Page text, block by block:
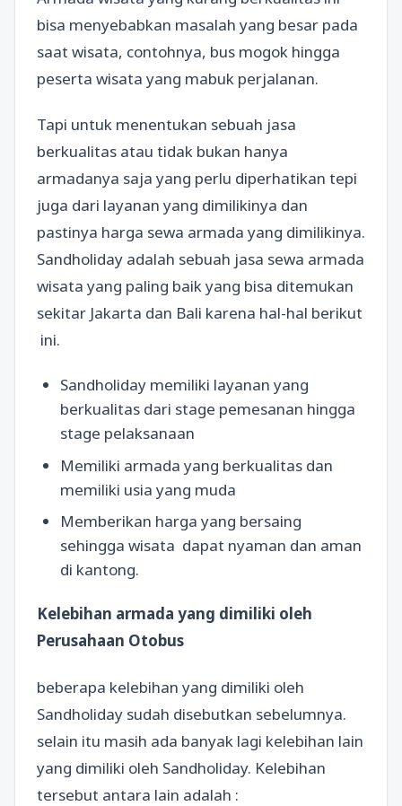
bisa menyebabkan masalah yang besar pada
saat wisata, contohnya, bus mogok hingga
peserta wisata yang mabuk perjalanan.
Tapi untuk menentukan sebuah jasa
berkualitas atau tidak bukan hanya
armadanya saja yang perlu diperhatikan tepi
juga dari layanan yang dimilikinya dan
pastinya harga sewa armada yang dimilikinya.
Sandholiday adalah sebuah jasa sewa armada
wisata yang paling baik yang bisa ditemukan
sekitar Jakarta dan Bali karena hal-hal berikut
ini.
Sandholiday memiliki layanan yang
berkualitas dari stage pemesanan hingga
stage pelaksanaan
Memiliki armada yang berkualitas dan
memiliki usia yang muda
Memberikan harga yang bersaing
sehingga wisata dapat nyaman dan aman
di kantong.
Kelebihan armada yang dimiliki oleh
Perusahaan Otobus
beberapa kelebihan yang dimiliki oleh
Sandholiday sudah disebutkan sebelumnya.
selain itu masih ada banyak lagi kelebihan lain
yang dimiliki oleh Sandholiday. Kelebihan
tersebut antara lain adalah :